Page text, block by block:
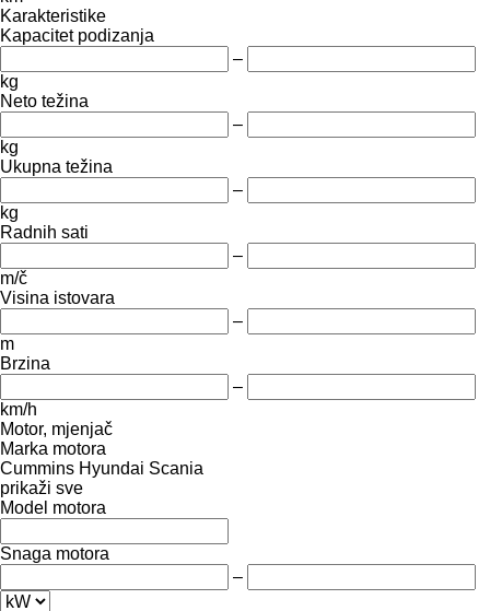
Karakteristike
Kapacitet podizanja
–
kg
Neto težina
–
kg
Ukupna težina
–
kg
Radnih sati
–
m/č
Visina istovara
–
m
Brzina
–
km/h
Motor, mjenjač
Marka motora
Cummins Hyundai Scania
prikaži sve
Model motora
Snaga motora
–